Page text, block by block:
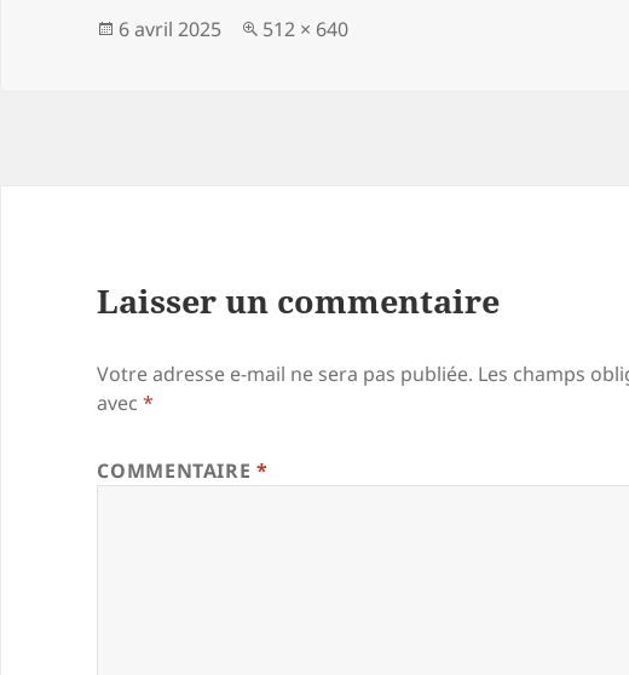
Publié
6 avril 2025
Taille
512 × 640
Laisser un commentaire
Votre adresse e-mail ne sera pas publiée. Les champs
avec*
COMMENTAIRE*